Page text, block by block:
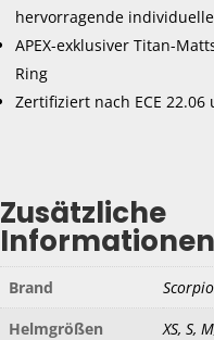
hervorragende
APEX-exklusiver Titan-
Ring
Zertifiziert nach ECE 22.06
Zusätzliche
Informationen
Brand
Helmgrößen
XS, S,